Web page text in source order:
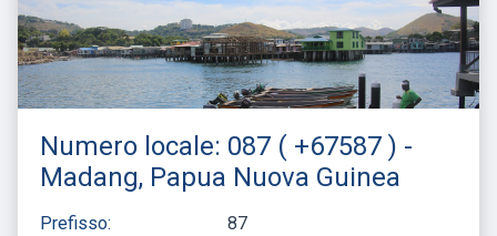
Numero locale: 087 ( +67587 ) -
Madang, Papua Nuova Guinea
Prefisso:
87